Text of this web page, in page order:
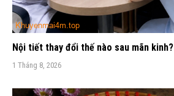
Nội tiết thay đổi thế nào sau mãn kinh?
1 Tháng 8, 2026